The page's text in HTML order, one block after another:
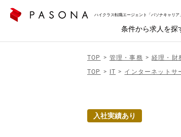
ハイクラス転職エージェント「パソナキャリア」
条件から求人を探
TOP 管理・事務 経理・財
TOP
IT インターネットサ
入社実績あり